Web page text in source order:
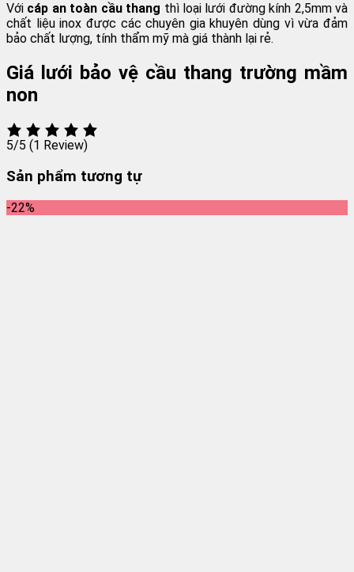
Với cáp an toàn cầu thang thì loại lưới đường kính 2,5mm và
chất liệu inox được các chuyên gia khuyên dùng vì vừa đảm
bảo chất lượng, tính thẩm mỹ mà giá thành lại rẻ.
Giá lưới bảo vệ cầu thang trường mầm
non
5/5 (1 Review)
Sản phẩm tương tự
-22%